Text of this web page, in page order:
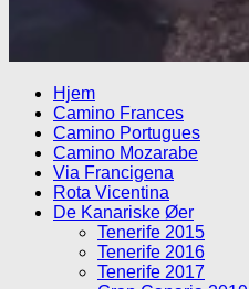
Hjem
Camino Frances
Camino Portugues
Camino Mozarabe
Via Francigena
Rota Vicentina
De Kanariske Øer
Tenerife 2015
Tenerife 2016
Tenerife 2017